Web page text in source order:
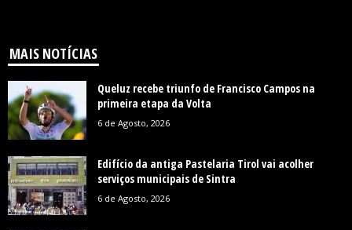
MAIS NOTÍCIAS
Queluz recebe triunfo de Francisco Campos na
primeira etapa da Volta
6 de Agosto, 2026
Edifício da antiga Pastelaria Tirol vai acolher
serviços municipais de Sintra
6 de Agosto, 2026